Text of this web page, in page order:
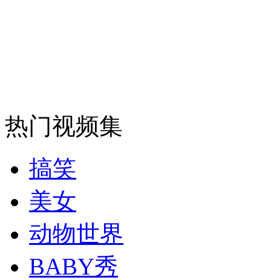
安徽一实载49人客车翻车
走！跟着总书记去植树
消防员救轻生者 花炮节热闹非凡
热门视频集
搞笑
美女
动物世界
BABY秀